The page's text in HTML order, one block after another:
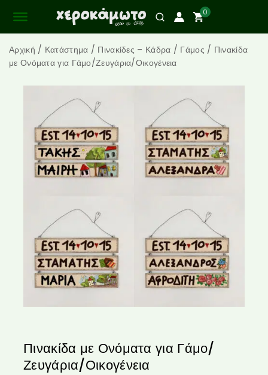
0
Αρχική / Κατάστημα / Πινακίδες – Κάδρα / Γάμος / Πινακίδα
με Ονόματα για Γάμο/Ζευγάρια/Οικογένεια
Πινακίδα με Ονόματα για Γάμο/
Ζευγάρια/Οικογένεια